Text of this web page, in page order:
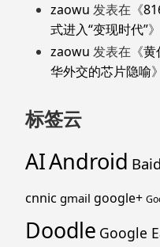
zaowu 发表在《
式进入“变现时代”》
zaowu 发表在《黄
华外交的芯片隐喻》
标签云
AIAndroid
cnnic gmail google+
Doodle Google